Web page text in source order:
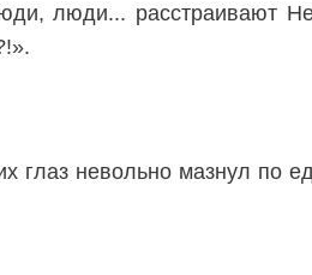
люди... расстраивают
глаз невольно мазнул по